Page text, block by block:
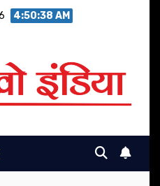
4:50:38 AM